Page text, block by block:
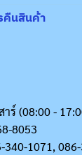
คืนสินค้า
าร์ (08:00 -
8053
1071,